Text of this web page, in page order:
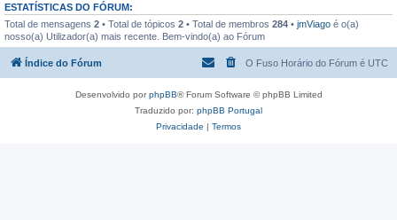
ESTATÍSTICAS DO FÓRUM:
Total de mensagens 2 • Total de tópicos 2 • Total de membros 284 • jmViago é o(a)
nosso(a) Utilizador(a) mais recente. Bem-vindo(a) ao Fórum
Índice do Fórum O Fuso Horário do Fórum é UTC
Desenvolvido porphpBB® Forum Software © phpBB Limited
Traduzido por: phpBB Portugal
Privacidade | Termos